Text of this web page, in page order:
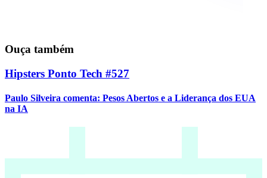
Ouça também
Hipsters Ponto Tech #527
Paulo Silveira comenta: Pesos Abertos e a Liderança dos EUA
na IA